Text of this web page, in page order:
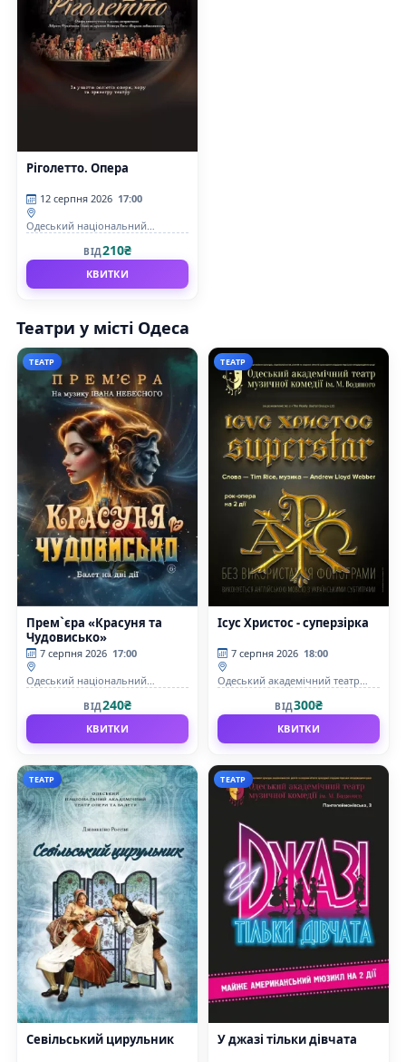
Ріголетто. Опера
12 серпня 2026 17:00
Одеський національний
ВІД210₴
КВИТКИ
Театри у місті Одеса
ТЕАТР
Прем`єра «Красуня та
Чудовисько»
7 серпня 2026 17:00
Одеський національний
ВІД240₴
КВИТКИ
ТЕАТР
Ісус Христос - суперзірка
7 серпня 2026 18:00
Одеський академічний театр
ВІД300₴
КВИТКИ
ТЕАТР
Севільський цирульник
ТЕАТР
У джазі тільки дівчата